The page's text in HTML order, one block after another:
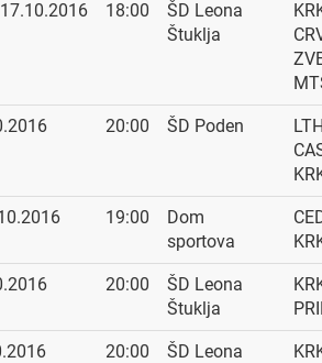
18:00
ŠD Leona
Štuklja
20:00 ŠD Poden
19:00
Dom
sportova
20:00
ŠD Leona
Štuklja
20:00
ŠD Leona